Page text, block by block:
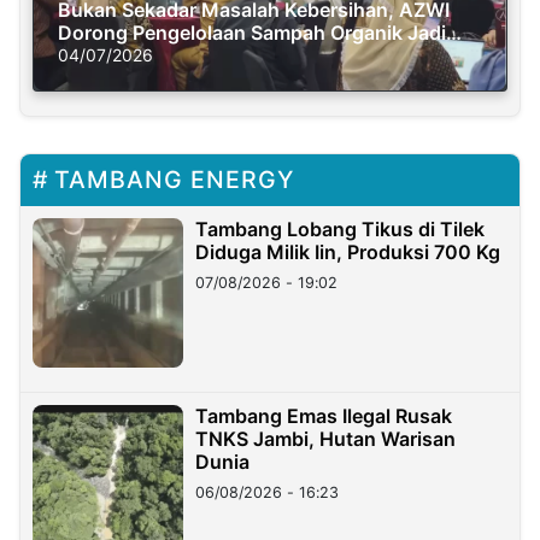
Bukan Sekadar Masalah Kebersihan, AZWI
Dorong Pengelolaan Sampah Organik Jadi
Solusi Krisis Iklim
04/07/2026
TAMBANG ENERGY
Tambang Lobang Tikus di Tilek
Diduga Milik Iin, Produksi 700 Kg
07/08/2026 - 19:02
Tambang Emas Ilegal Rusak
TNKS Jambi, Hutan Warisan
Dunia
06/08/2026 - 16:23